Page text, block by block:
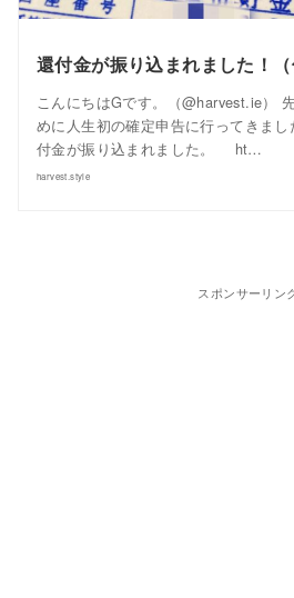
還付金が振り込まれました！（
こんにちはGです。（@harvest.ie）
めに人生初の確定申告に行ってきま
付金が振り込まれました。 ht…
harvest.style
スポンサーリン